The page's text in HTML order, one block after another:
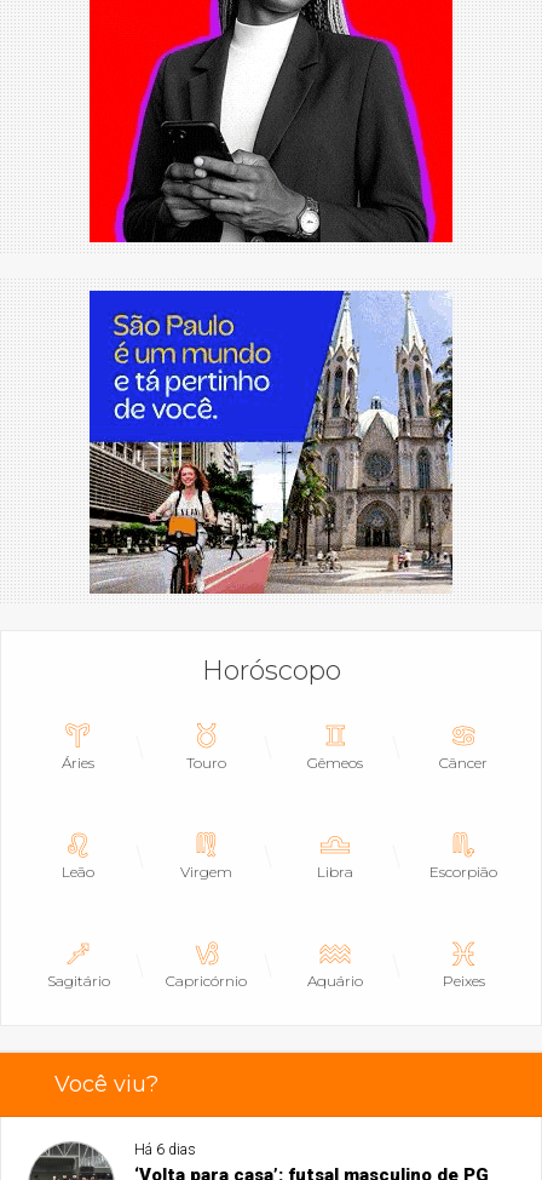
Horóscopo
Áries Touro Gêmeos Câncer
Leão Virgem Libra Escorpião
Sagitário Capricórnio Aquário Peixes
Você viu?
Há 6 dias
‘Volta para casa’: futsal masculino de PG